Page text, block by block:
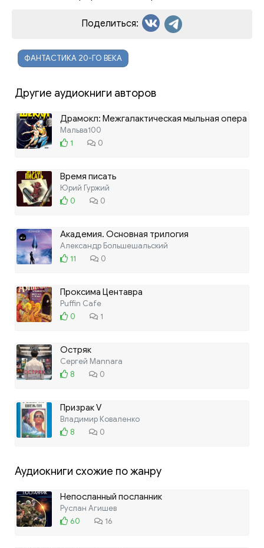
Поделиться:
ФАНТАСТИКА 20-ГО ВЕКА
Другие аудиокниги авторов
Драмокл: Межгалактическая мыльная опера
Мальва100
1
0
Время писать
Юрий Гуржий
0
0
Академия. Основная трилогия
Александр Большешальский
11
0
Проксима Центавра
Puffin Cafe
0
1
Остряк
Сергей Mannara
8
0
Призрак V
Владимир Коваленко
8
0
Аудиокниги схожие по жанру
Непосланный посланник
Руслан Агишев
60
16